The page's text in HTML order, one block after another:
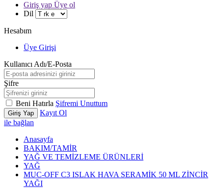
Giriş yap Üye ol
Dil
Hesabım
Üye Girişi
Kullanıcı Adı/E-Posta
Şifre
Beni Hatırla Şifremi Unuttum
Giriş Yap
Kayıt Ol
ile bağlan
Anasayfa
BAKIM/TAMİR
YAĞ VE TEMİZLEME ÜRÜNLERİ
YAĞ
MUC-OFF C3 ISLAK HAVA SERAMİK 50 ML ZİNCİR
YAĞI